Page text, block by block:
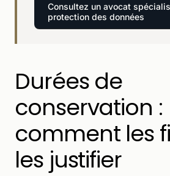
Consultez un avocat
protection des données
Durées de
conservation :
comment les
les justifier